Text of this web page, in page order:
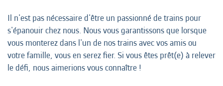
Il n'est pas nécessaire d'être un passionné de trains pour
s'épanouir chez nous. Nous vous garantissons que lorsque
vous monterez dans l'un de nos trains avec vos amis ou
votre famille, vous en serez fier. Si vous êtes prêt(e) à relever
le défi, nous aimerions vous connaître !